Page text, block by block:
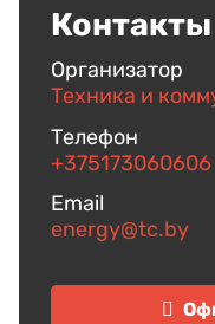
Контакты
Организатор
Техника и
Телефон
+375173060606
Email
energy@tc.by